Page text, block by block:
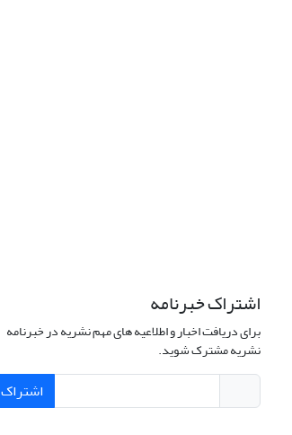
اشتراک خبرنامه
برای دریافت اخبار و اطلاعیه های مهم نشریه در خبرنامه
نشریه مشترک شوید.
اشتراک